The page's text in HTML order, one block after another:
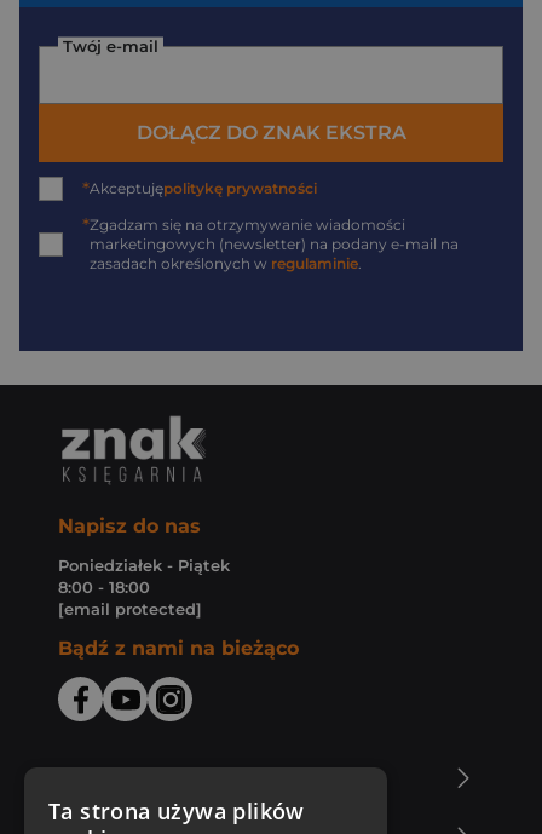
Twój e-mail
DOŁĄCZ DO ZNAK EKSTRA
*Akceptujępolitykę prywatności
*Zgadzam się na otrzymywanie wiadomości
marketingowych (newsletter) na podany e-mail na
zasadach określonych w regulaminie
Napisz do nas
Poniedziałek - Piątek
8:00 - 18:00
[email protected]
Bądź z nami na bieżąco
Ta strona używa plików